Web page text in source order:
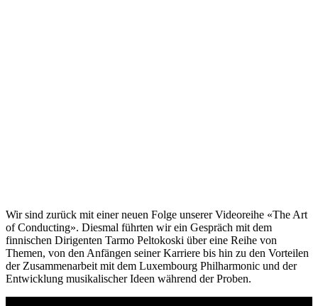
Wir sind zurück mit einer neuen Folge unserer Videoreihe «The Art
of Conducting». Diesmal führten wir ein Gespräch mit dem
finnischen Dirigenten Tarmo Peltokoski über eine Reihe von
Themen, von den Anfängen seiner Karriere bis hin zu den Vorteilen
der Zusammenarbeit mit dem Luxembourg Philharmonic und der
Entwicklung musikalischer Ideen während der Proben.